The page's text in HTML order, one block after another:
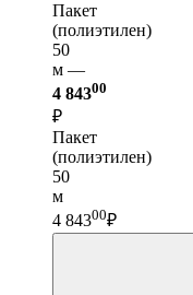
Пакет
(полиэтилен)
50
м —
4 84300
₽
Пакет
(полиэтилен)
50
м
4 84300₽